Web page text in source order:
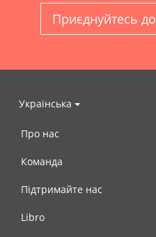
Приєднуйтесь
Українська
Про нас
Команда
Підтримайте нас
Libro